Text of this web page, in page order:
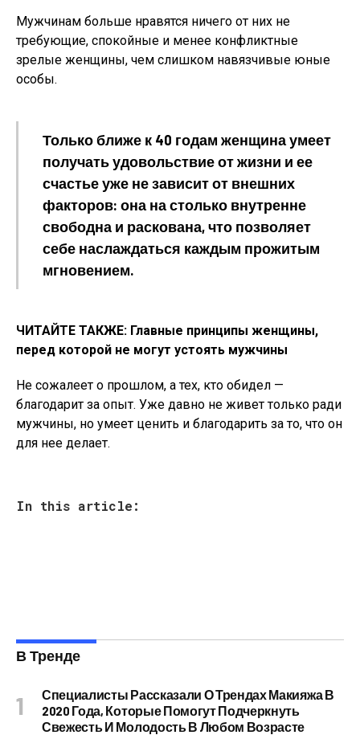
Мужчинам больше нравятся ничего от них не
требующие, спокойные и менее конфликтные
зрелые женщины, чем слишком навязчивые юные
особы.
Только ближе к 40 годам женщина умеет
получать удовольствие от жизни и ее
счастье уже не зависит от внешних
факторов: она на столько внутренне
свободна и раскована, что позволяет
себе наслаждаться каждым прожитым
мгновением.
ЧИТАЙТЕ ТАКЖЕ: Главные принципы женщины,
перед которой не могут устоять мужчины
Не сожалеет о прошлом, а тех, кто обидел —
благодарит за опыт. Уже давно не живет только ради
мужчины, но умеет ценить и благодарить за то, что он
для нее делает.
In this article:
В Тренде
Специалисты Рассказали О Трендах Макияжа В
2020 Года, Которые Помогут Подчеркнуть
Свежесть И Молодость В Любом Возрасте